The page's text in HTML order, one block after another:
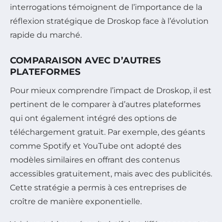
interrogations témoignent de l’importance de la
réflexion stratégique de Droskop face à l’évolution
rapide du marché.
COMPARAISON AVEC D’AUTRES
PLATEFORMES
Pour mieux comprendre l’impact de Droskop, il est
pertinent de le comparer à d’autres plateformes
qui ont également intégré des options de
téléchargement gratuit. Par exemple, des géants
comme Spotify et YouTube ont adopté des
modèles similaires en offrant des contenus
accessibles gratuitement, mais avec des publicités.
Cette stratégie a permis à ces entreprises de
croître de manière exponentielle.